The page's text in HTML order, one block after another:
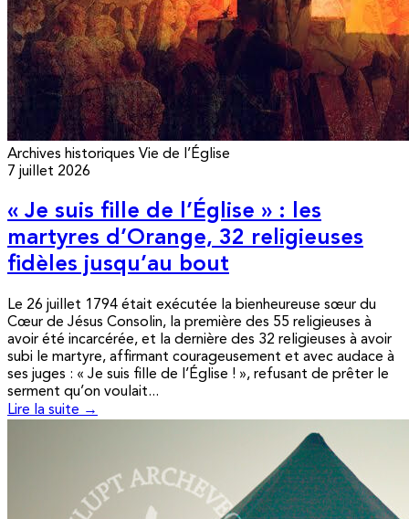
Archives historiques Vie de l’Église
7 juillet 2026
« Je suis fille de l’Église » : les
martyres d’Orange, 32 religieuses
fidèles jusqu’au bout
Le 26 juillet 1794 était exécutée la bienheureuse sœur du
Cœur de Jésus Consolin, la première des 55 religieuses à
avoir été incarcérée, et la dernière des 32 religieuses à avoir
subi le martyre, affirmant courageusement et avec audace à
ses juges : « Je suis fille de l’Église ! », refusant de prêter le
serment qu’on voulait...
Lire la suite →